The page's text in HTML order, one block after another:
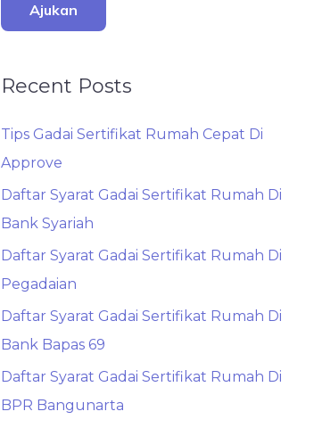
Ajukan
Recent Posts
Tips Gadai Sertifikat Rumah Cepat Di
Approve
Daftar Syarat Gadai Sertifikat Rumah Di
Bank Syariah
Daftar Syarat Gadai Sertifikat Rumah Di
Pegadaian
Daftar Syarat Gadai Sertifikat Rumah Di
Bank Bapas 69
Daftar Syarat Gadai Sertifikat Rumah Di
BPR Bangunarta